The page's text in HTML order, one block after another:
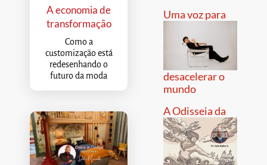
A economia de
transformação
Como a
customização está
redesenhando o
futuro da moda
Uma voz para
desacelerar o
mundo
A Odisseia da